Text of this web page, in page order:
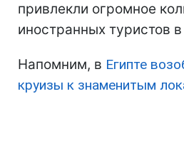
привлекли огромное
иностранных туристов
Напомним, в Египте
круизы к знаменитым